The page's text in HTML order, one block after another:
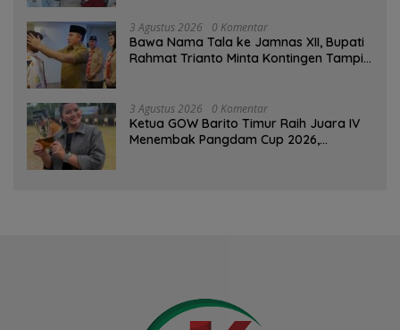
3 Agustus 2026 0 Komentar
Bawa Nama Tala ke Jamnas XII, Bupati
Rahmat Trianto Minta Kontingen Tampil
3 Agustus 2026 0 Komentar
Ketua GOW Barito Timur Raih Juara IV
Menembak Pangdam Cup 2026,